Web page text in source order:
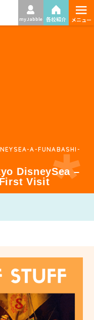
my Jabble 各校紹介 ≡
メニュー
A-FUNABASHI-
DisneySea –
Visit